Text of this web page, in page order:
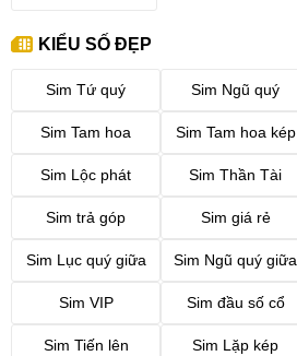
KIỂU SỐ ĐẸP
Sim Tứ quý Sim Ngũ quý
Sim Tam hoa Sim Tam hoa kép
Sim Lộc phát Sim Thần Tài
Sim trả góp Sim giá rẻ
Sim Lục quý giữa Sim Ngũ quý giữa
Sim VIP Sim đầu số cổ
Sim Tiến lên Sim Lặp kép